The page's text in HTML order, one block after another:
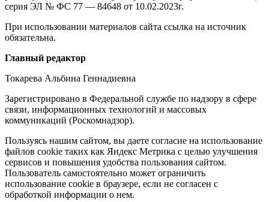
серия ЭЛ № ФС 77 — 84648 от 10.02.2023г.
При использовании материалов сайта ссылка на источник
обязательна.
Редакция
Главный редактор
Токарева Альбина Геннадиевна
Зарегистрировано в Федеральной службе по надзору в сфере
связи, информационных технологий и массовых
коммуникаций (Роскомнадзор).
Политика
cookie
Пользуясь нашим сайтом, вы даете согласие на использование
файлов cookie таких как Яндекс Метрика с целью улучшения
сервисов и повышения удобства пользования сайтом.
Пользователь самостоятельно может ограничить
использование cookie в браузере, если не согласен с
обработкой информации о нем.